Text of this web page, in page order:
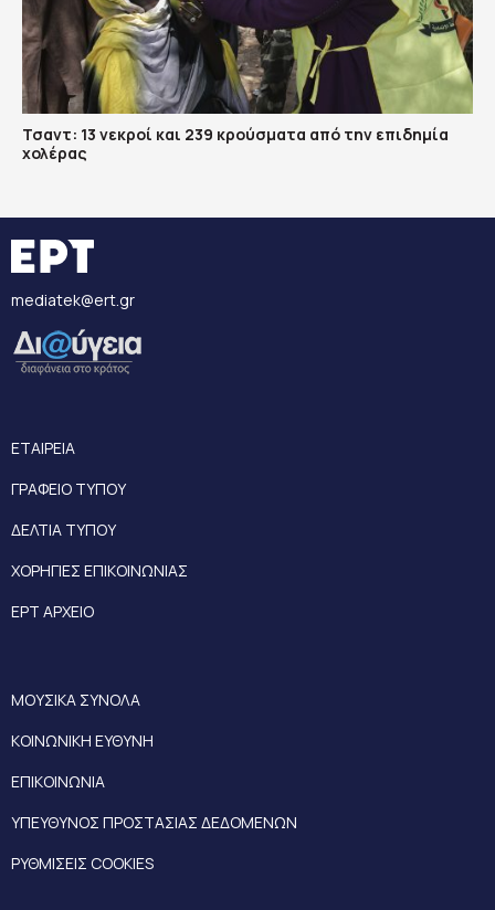
Τσαντ: 13 νεκροί και 239 κρούσματα από την επιδημία
χολέρας
mediatek@ert.gr
ΕΤΑΙΡΕΙΑ
ΓΡΑΦΕΙΟ ΤΥΠΟΥ
ΔΕΛΤΙΑ ΤΥΠΟΥ
ΧΟΡΗΓΙΕΣ ΕΠΙΚΟΙΝΩΝΙΑΣ
ΕΡΤ ΑΡΧΕΙΟ
ΜΟΥΣΙΚΑ ΣΥΝΟΛΑ
ΚΟΙΝΩΝΙΚΗ ΕΥΘΥΝΗ
ΕΠΙΚΟΙΝΩΝΙΑ
ΥΠΕΥΘΥΝΟΣ ΠΡΟΣΤΑΣΙΑΣ ΔΕΔΟΜΕΝΩΝ
ΡΥΘΜΙΣΕΙΣ COOKIES